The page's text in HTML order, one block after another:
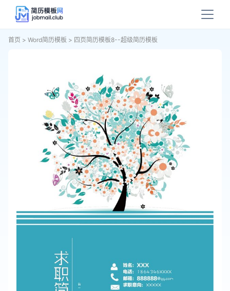
首页 > Word简历模板 > 四页简历模板8--超级简历模板